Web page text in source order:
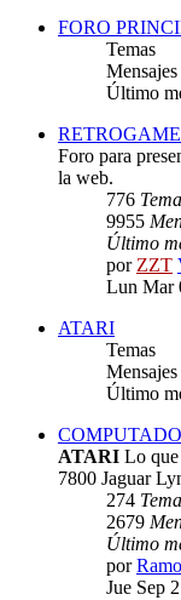
FORO
Temas
Mensajes
Último
Foro para
la web.
776
9955
Último
porZZT
Lun Mar
ATARI
Temas
Mensajes
Último
ATARI Lo
7800 Jaguar
274
2679
Último
por
Jue Sep